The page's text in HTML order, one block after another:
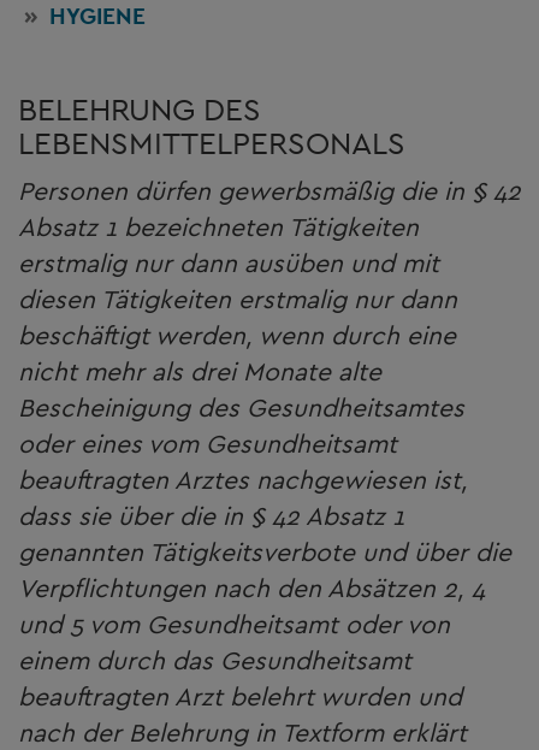
HYGIENE
BELEHRUNG DES
LEBENSMITTELPERSONALS
Personen dürfen gewerbsmäßig die in § 42
Absatz 1 bezeichneten Tätigkeiten
erstmalig nur dann ausüben und mit
diesen Tätigkeiten erstmalig nur dann
beschäftigt werden, wenn durch eine
nicht mehr als drei Monate alte
Bescheinigung des Gesundheitsamtes
oder eines vom Gesundheitsamt
beauftragten Arztes nachgewiesen ist,
dass sie über die in § 42 Absatz 1
genannten Tätigkeitsverbote und über die
Verpflichtungen nach den Absätzen 2, 4
und 5 vom Gesundheitsamt oder von
einem durch das Gesundheitsamt
beauftragten Arzt belehrt wurden und
nach der Belehrung in Textform erklärt